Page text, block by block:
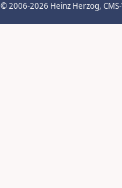
© 2006-2026 Heinz Herzog,